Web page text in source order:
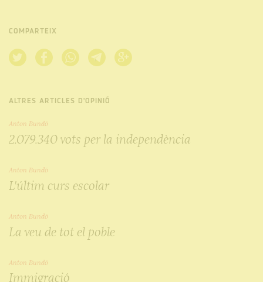
COMPARTEIX
ALTRES ARTICLES D'OPINIÓ
Anton Bundó
2.079.340 vots per la independència
Anton Bundó
L'últim curs escolar
Anton Bundó
La veu de tot el poble
Anton Bundó
Immigració